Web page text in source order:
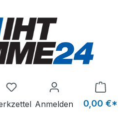
Du hast 0 Produkte auf dem
Anmelden 0,00 €*